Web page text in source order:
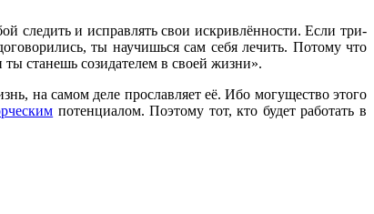
следить и исправлять свои искривлённости. Если три-
ты научишься сам себя лечить. Потому что
станешь созидателем в своей жизни».
на самом деле прославляет её. Ибо могущество этого
потенциалом. Поэтому тот, кто будет работать в